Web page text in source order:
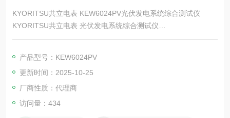
KYORITSU共立电表 KEW6024PV光伏发电系统综合测试仪
KYORITSU共立电表 光伏发电系统综合测试仪
工作原理
流电压，然后测量在该电压下流过被测物体的泄漏电流，根据欧
姆定律计算出被测物体的绝缘电阻。
产品型号：KEW6024PV
更新时间：2025-10-25
厂商性质：代理商
访问量：434